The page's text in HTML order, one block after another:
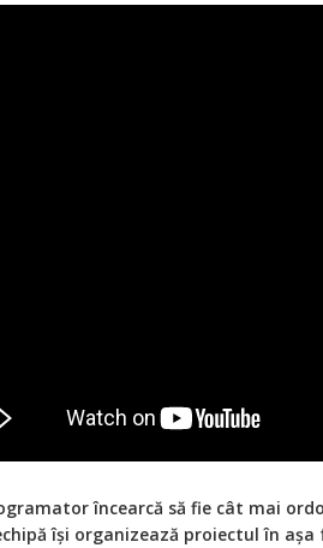
încearcă să fie cât mai
își organizează proiectul în